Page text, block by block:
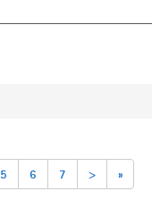
5 6 7 > »